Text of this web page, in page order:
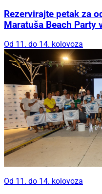
Rezervirajte petak za
Maratuša Beach Party
Od 11. do 14. kolovoza
Od 11. do 14. kolovoza